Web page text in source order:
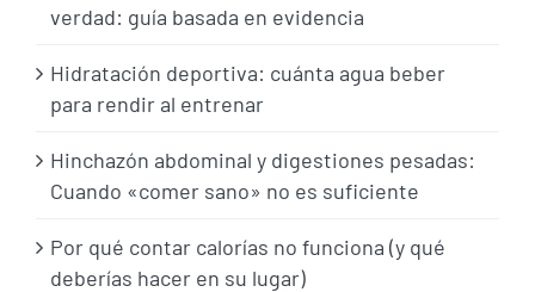
verdad: guía basada en evidencia
Hidratación deportiva: cuánta agua beber
para rendir al entrenar
Hinchazón abdominal y digestiones pesadas:
Cuando «comer sano» no es suficiente
Por qué contar calorías no funciona (y qué
deberías hacer en su lugar)